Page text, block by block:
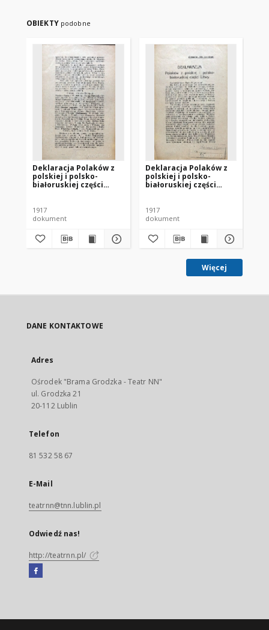
OBIEKTY podobne
Deklaracja Polaków z
polskiej i polsko-
białoruskiej części
1917
dokument
Deklaracja Polaków z
polskiej i polsko-
białoruskiej części
1917
dokument
Więcej
DANE KONTAKTOWE
Adres
Ośrodek "Brama Grodzka - Teatr NN"
ul. Grodzka 21
20-112 Lublin
Telefon
81 532 58 67
E-Mail
teatrnn@tnn.lublin.pl
Odwiedź nas!
http://teatrnn.pl/
Facebook
się